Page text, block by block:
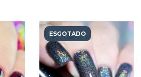
ESGOTADO